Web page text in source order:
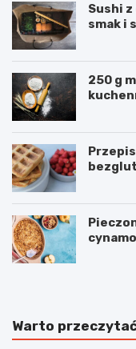
Sushi
smak i
250 g
Warto